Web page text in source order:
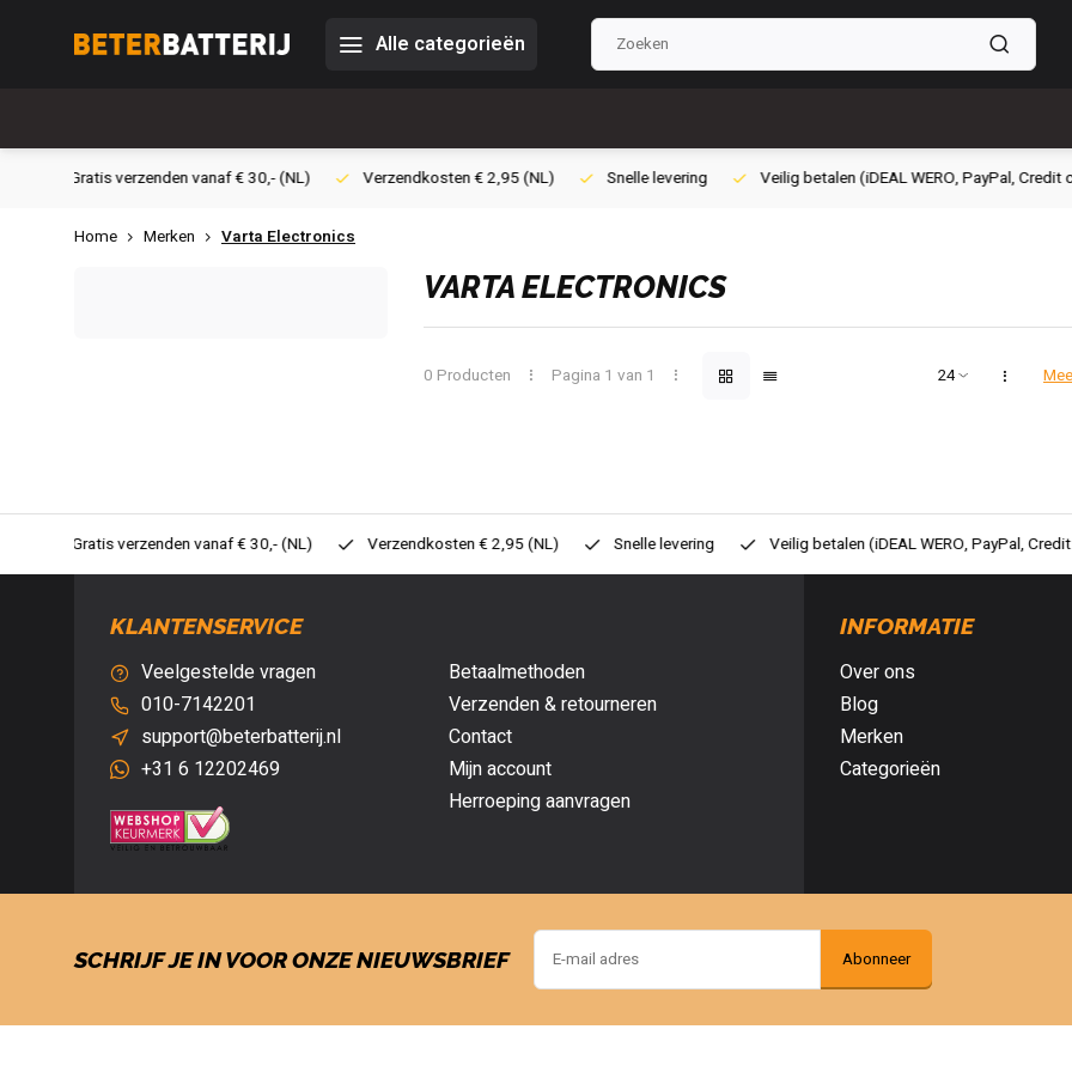
Alle categorieën
Verzendkosten € 2,95 (NL) Snelle levering Veilig betalen (iDEAL WERO, PayPal, Credit card of Achteraf betalen)
Home Merken Varta Electronics
VARTA ELECTRONICS
0 Producten Pagina 1 van 1
Verzendkosten € 2,95 (NL) Snelle levering Veilig betalen (iDEAL WERO, PayPal, Credit card of Achteraf betalen)
KLANTENSERVICE
Veelgestelde vragen
010-7142201
support@beterbatterij.nl
+31 6 12202469
Betaalmethoden
Verzenden & retourneren
Contact
Mijn account
Herroeping aanvragen
INFORMATIE
Over ons
Blog
Merken
Categorieën
SCHRIJF JE IN VOOR ONZE NIEUWSBRIEF Abonneer